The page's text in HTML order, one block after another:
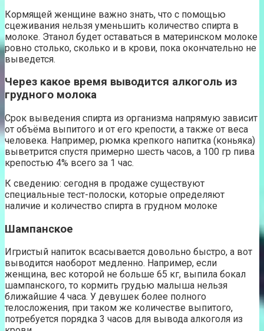
Кормящей женщине важно знать, что с помощью
сцеживания нельзя уменьшить количество спирта в
молоке. Этанол будет оставаться в материнском молоке
ровно столько, сколько и в крови, пока окончательно не
выведется.
Через какое время выводится алкоголь из
грудного молока
Срок выведения спирта из организма напрямую зависит
от объёма выпитого и от его крепости, а также от веса
человека. Например, рюмка крепкого напитка (коньяка)
выветрится спустя примерно шесть часов, а 100 гр пива
крепостью 4% всего за 1 час.
К сведению: сегодня в продаже существуют
специальные тест-полоски, которые определяют
наличие и количество спирта в грудном молоке
Шампанское
Игристый напиток всасывается довольно быстро, а вот
выводится наоборот медленно. Например, если
женщина, вес которой не больше 65 кг, выпила бокал
шампанского, то кормить грудью малыша нельзя
ближайшие 4 часа. У девушек более полного
телосложения, при таком же количестве выпитого,
потребуется порядка 3 часов для вывода алкоголя из